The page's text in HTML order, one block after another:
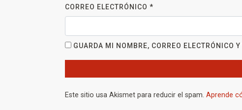
CORREO ELECTRÓNICO *
GUARDA MI NOMBRE, CORREO ELECTRÓNICO
Este sitio usa Akismet para reducir el spam. Aprende